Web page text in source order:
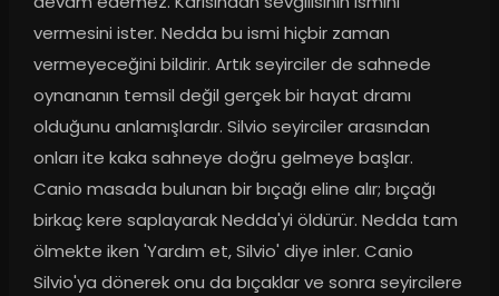
vermesini ister. Nedda bu ismi hiçbir zaman
vermeyeceğini bildirir. Artık seyirciler de sahnede
oynananın temsil değil gerçek bir hayat dramı
olduğunu anlamışlardır. Silvio seyirciler arasından
onları ite kaka sahneye doğru gelmeye başlar.
Canio masada bulunan bir bıçağı eline alır; bıçağı
birkaç kere saplayarak Nedda'yi öldürür. Nedda tam
ölmekte iken 'Yardım et, Silvio' diye inler. Canio
Silvio'ya dönerek onu da bıçaklar ve sonra seyircilere